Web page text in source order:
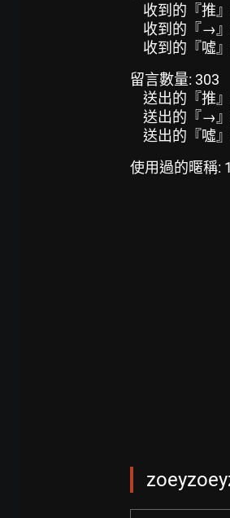
收到的『推
收到的『→』
收到的『噓
留言數量: 303
送出的『推
送出的『→』
送出的『噓
使用過的暱稱: 1